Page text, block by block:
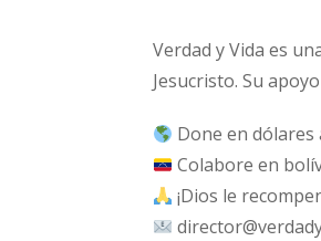
Verdad y Vida es
Jesucristo. Su
Done en dólares
Colabore en
¡Dios le